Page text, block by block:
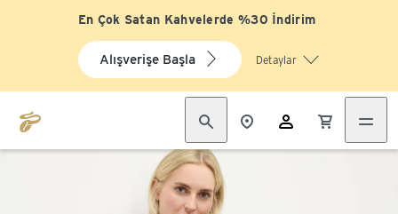
En Çok Satan Kahvelerde %30 İndirim
Alışverişe Başla Detaylar